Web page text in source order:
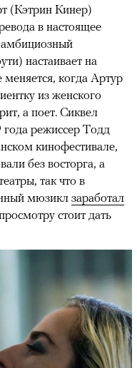
(Кэтрин Кинер)
в настоящее
амбициозный
настаивает на
когда Артур
из женского
а поет. Сиквел
режиссер Тодд
кинофестивале,
без восторга, а
так что в
мюзиклзаработал
стоит дать